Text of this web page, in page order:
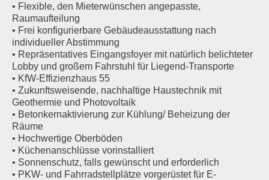
• Flexible, den Mieterwünschen angepasste,
Raumaufteilung
• Frei konfigurierbare Gebäudeausstattung nach
individueller Abstimmung
• Repräsentatives Eingangsfoyer mit natürlich belichteter
Lobby und großem Fahrstuhl für Liegend-Transporte
• KfW-Effizienzhaus 55
• Zukunftsweisende, nachhaltige Haustechnik mit
Geothermie und Photovoltaik
• Betonkernaktivierung zur Kühlung/ Beheizung der
Räume
• Hochwertige Oberböden
• Küchenanschlüsse vorinstalliert
• Sonnenschutz, falls gewünscht und erforderlich
• PKW- und Fahrradstellplätze vorgerüstet für E-